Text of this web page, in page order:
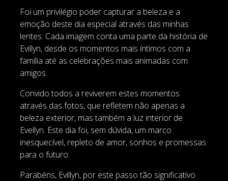
Foi um privilégio poder capturar a beleza e a
emoção deste dia especial através das minhas
lentes. Cada imagem conta uma parte da história de
Evillyn, desde os momentos mais íntimos com a
família até as celebrações mais animadas com
amigos.
Convido todos a reviverem estes momentos
através das fotos, que refletem não apenas a
beleza exterior, mas também a luz interior de
Evellyn. Este dia foi, sem dúvida, um marco
inesquecível, repleto de amor, sonhos e promessas
para o futuro.
Parabéns, Evillyn, por este passo tão significativo